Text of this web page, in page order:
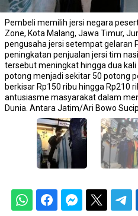
Pembeli memilih jersi negara
Zone, Kota Malang, Jawa Timur,
pengusaha jersi setempat gelaran
peningkatan penjualan jersi tim
tersebut meningkat hingga dua
potong menjadi sekitar 50 potong
berkisar Rp150 ribu hingga Rp210
antusiasme masyarakat dalam
Dunia. Antara Jatim/Ari Bowo